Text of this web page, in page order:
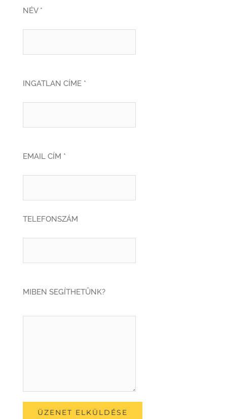
NÉV *
INGATLAN CÍME *
EMAIL CÍM *
TELEFONSZÁM
MIBEN SEGÍTHETÜNK?